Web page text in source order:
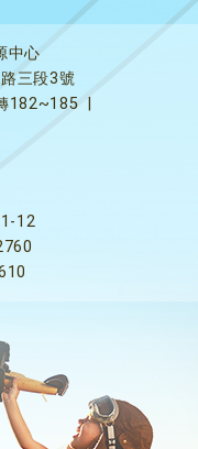
中心
三段3號
182~185
12